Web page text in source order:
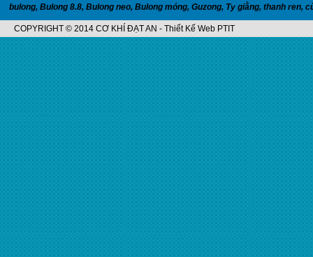
bulong, Bulong 8.8, Bulong neo, Bulong móng, Guzong, Ty giằng, thanh ren,
COPYRIGHT © 2014 CƠ KHÍ ĐẠT AN - Thiết Kế Web PTIT